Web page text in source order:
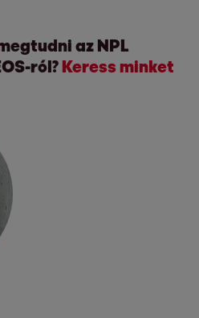
az NPL
ról? Keress minket